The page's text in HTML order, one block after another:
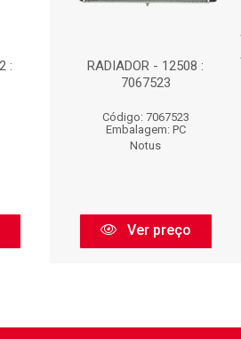
:
RADIADOR - 12508 :
7067523
Código: 7067523
Embalagem: PC
Notus
Ver preço